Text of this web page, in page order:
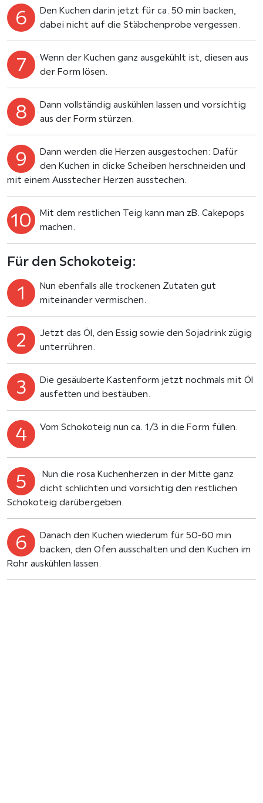
Den Kuchen darin jetzt für ca. 50 min backen,
dabei nicht auf die Stäbchenprobe vergessen.
Wenn der Kuchen ganz ausgekühlt ist, diesen aus
der Form lösen.
Dann vollständig auskühlen lassen und vorsichtig
aus der Form stürzen.
Dann werden die Herzen ausgestochen: Dafür
den Kuchen in dicke Scheiben herschneiden und
mit einem Ausstecher Herzen ausstechen.
Mit dem restlichen Teig kann man zB. Cakepops
machen.
Für den Schokoteig:
Nun ebenfalls alle trockenen Zutaten gut
miteinander vermischen.
Jetzt das Öl, den Essig sowie den Sojadrink zügig
unterrühren.
Die gesäuberte Kastenform jetzt nochmals mit Öl
ausfetten und bestäuben.
Vom Schokoteig nun ca. 1/3 in die Form füllen.
Nun die rosa Kuchenherzen in der Mitte ganz
dicht schlichten und vorsichtig den restlichen
Schokoteig darübergeben.
Danach den Kuchen wiederum für 50-60 min
backen, den Ofen ausschalten und den Kuchen im
Rohr auskühlen lassen.